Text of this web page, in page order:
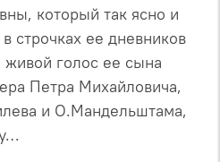
который так ясно и
строчках ее дневников
голос ее сына
Петра Михайловича,
и О.Мандельштама,